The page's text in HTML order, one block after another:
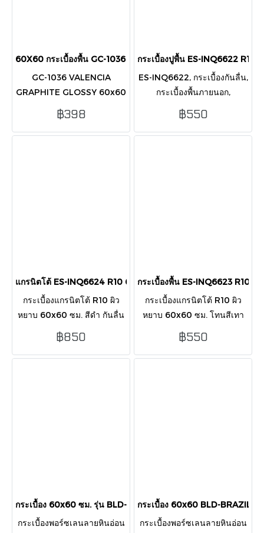
60X60 กระเบื้องพื้น GC-1036 VALENCIA GRAPHITE ผิวเงา
GC-1036 VALENCIA
GRAPHITE GLOSSY 60x60
ซม. กระเบื้องหินธรรมชาติโทน
เทาเข้มผิวเงา สวยหรูทันสมัย
฿398
กระเบื้องปูพื้น ES-INQ6622 R10
ES-INQ6622, กระเบื้องกันลื่น,
กระเบื้องพื้นภายนอก,
กระเบื้องR10, กระเบื้องโรงจอด
รถ, กระเบื้องห้องน้ำ
฿550
แกรนิตโต้ ES-INQ6624 R10 60X60 CM /1.44 (PK4)
กระเบื้องแกรนิตโต้ R10 ผิว
หยาบ 60x60 ซม. สีดำ กันลื่น
แข็งแรง ทนทาน เหมาะพื้น
ภายนอกและพื้นที่เปียก
฿850
กระเบื้องพื้น ES-INQ6623 R10
กระเบื้องแกรนิตโต้ R10 ผิว
หยาบ 60x60 ซม. โทนสีเทา
กันลื่น แข็งแรง ทนทาน เหมาะ
พื้นภายนอกและพื้นที่เปียก
฿550
กระเบื้อง 60x60 ซม. รุ่น BLD-MAXIGAN GREY R10
กระเบื้องพอร์ซเลนลายหินอ่อน
กระเบื้อง 60x60 BLD-BRAZIL
กระเบื้องพอร์ซเลนลายหินอ่อน